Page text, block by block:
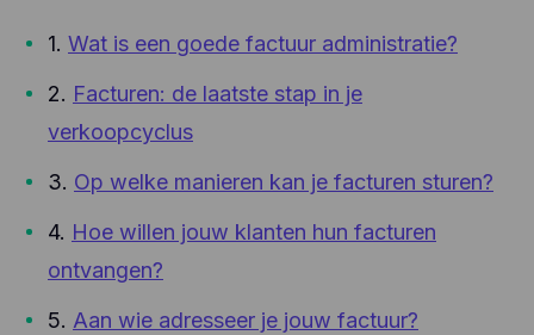
1. Wat is een goede factuur administratie?
2. Facturen: de laatste stap in je
verkoopcyclus
3. Op welke manieren kan je facturen sturen?
4. Hoe willen jouw klanten hun facturen
ontvangen?
5. Aan wie adresseer je jouw factuur?